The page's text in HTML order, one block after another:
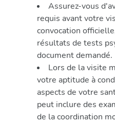
Assurez-vous
requis avant votre
convocation
résultats de tests
document demandé.
Lors de la visite
votre aptitude à
aspects de votre
peut inclure des
de la coordination